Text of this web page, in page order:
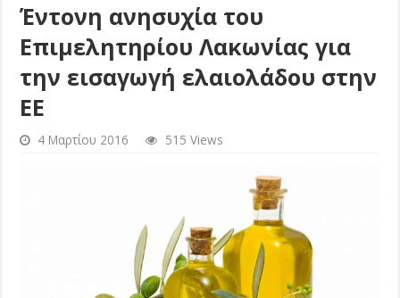
Έντονη ανησυχία του
Επιμελητηρίου Λακωνίας για
την εισαγωγή ελαιολάδου στην
ΕΕ
4 Μαρτίου 2016 515 Views